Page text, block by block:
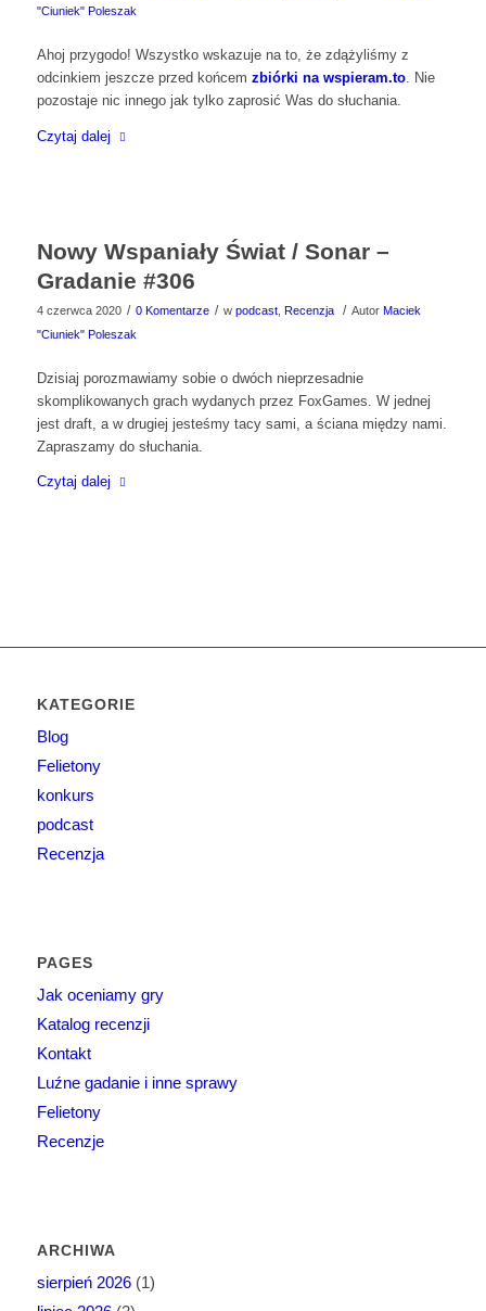
"Ciuniek" Poleszak
Ahoj przygodo! Wszystko wskazuje na to, że zdążyliśmy z
odcinkiem jeszcze przed końcem zbiórki na wspieram.to. Nie
pozostaje nic innego jak tylko zaprosić Was do słuchania.
Czytaj dalej
Nowy Wspaniały Świat / Sonar –
Gradanie #306
4 czerwca 2020 / 0 Komentarze / w podcast, Recenzja / Autor Maciek
"Ciuniek" Poleszak
Dzisiaj porozmawiamy sobie o dwóch nieprzesadnie
skomplikowanych grach wydanych przez FoxGames. W jednej
jest draft, a w drugiej jesteśmy tacy sami, a ściana między nami.
Zapraszamy do słuchania.
Czytaj dalej
KATEGORIE
Blog
Felietony
konkurs
podcast
Recenzja
PAGES
Jak oceniamy gry
Katalog recenzji
Kontakt
Luźne gadanie i inne sprawy
Felietony
Recenzje
ARCHIWA
sierpień 2026(1)